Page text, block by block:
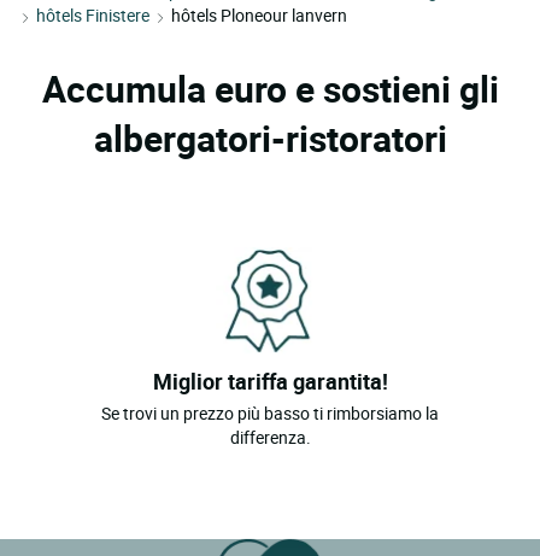
hôtels Finistere
hôtels Ploneour lanvern
Accumula euro e sostieni gli
albergatori-ristoratori
Miglior tariffa garantita!
Se trovi un prezzo più basso ti rimborsiamo la
differenza.